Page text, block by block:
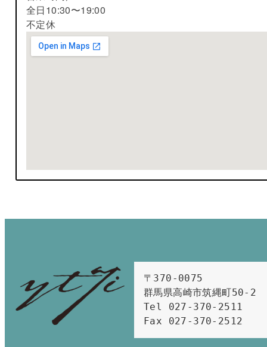
全日10:30〜19:00
不定休
〒370-0075
群馬県高崎市筑縄町50-2
Tel 027-370-2511
Fax 027-370-2512